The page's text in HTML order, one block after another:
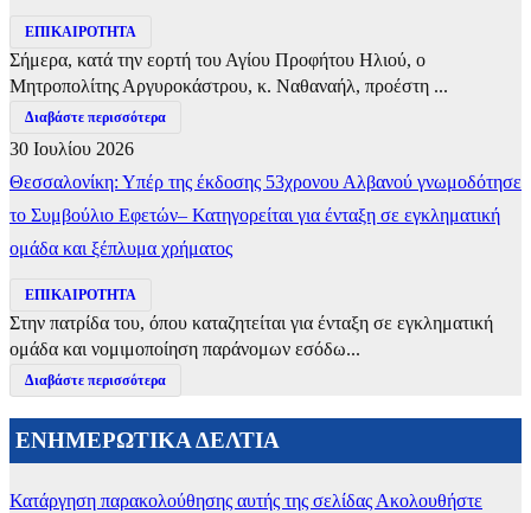
ΕΠΙΚΑΙΡΟΤΗΤΑ
Σήμερα, κατά την εορτή του Αγίου Προφήτου Ηλιού, ο
Μητροπολίτης Αργυροκάστρου, κ. Ναθαναήλ, προέστη ...
Διαβάστε περισσότερα
30 Ιουλίου 2026
Θεσσαλονίκη: Υπέρ της έκδοσης 53χρονου Αλβανού γνωμοδότησε
το Συμβούλιο Εφετών– Κατηγορείται για ένταξη σε εγκληματική
ομάδα και ξέπλυμα χρήματος
ΕΠΙΚΑΙΡΟΤΗΤΑ
Στην πατρίδα του, όπου καταζητείται για ένταξη σε εγκληματική
ομάδα και νομιμοποίηση παράνομων εσόδω...
Διαβάστε περισσότερα
ΕΝΗΜΕΡΩΤΙΚΑ ΔΕΛΤΙΑ
Κατάργηση παρακολούθησης αυτής της σελίδαςΑκολουθήστε